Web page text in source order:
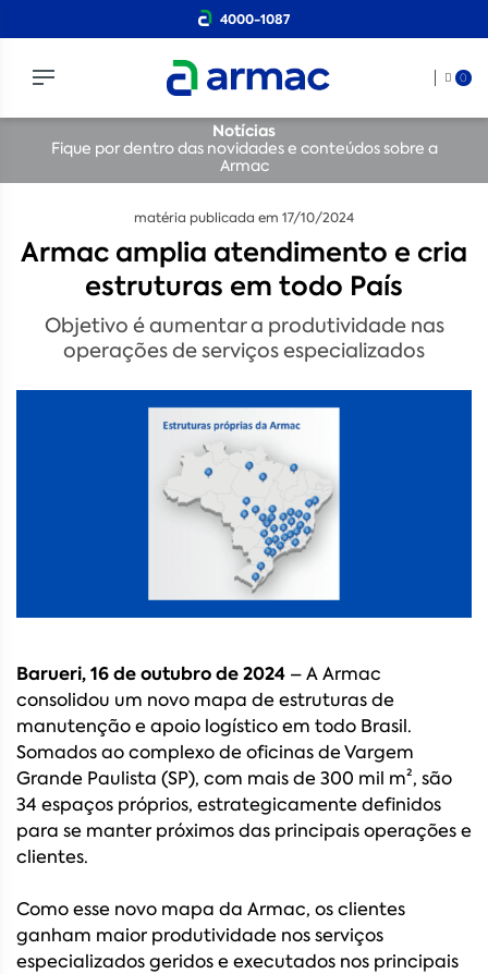
4000-1087
0
Notícias
Fique por dentro das novidades e conteúdos sobre a
Armac
matéria publicada em 17/10/2024
Armac amplia atendimento e cria
estruturas em todo País
Objetivo é aumentar a produtividade nas
operações de serviços especializados
Barueri, 16 de outubro de 2024 – A Armac
consolidou um novo mapa de estruturas de
manutenção e apoio logístico em todo Brasil.
Somados ao complexo de oficinas de Vargem
Grande Paulista (SP), com mais de 300 mil m², são
34 espaços próprios, estrategicamente definidos
para se manter próximos das principais operações e
clientes.
Como esse novo mapa da Armac, os clientes
ganham maior produtividade nos serviços
especializados geridos e executados nos principais